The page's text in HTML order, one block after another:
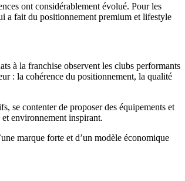
ont considérablement évolué. Pour les
a fait du positionnement premium et lifestyle
à la franchise observent les clubs performants
: la cohérence du positionnement, la qualité
se contenter de proposer des équipements et
et environnement inspirant.
marque forte et d’un modèle économique